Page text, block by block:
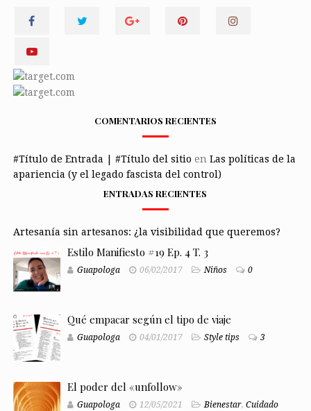
COMENTARIOS RECIENTES
#Título de Entrada | #Título del sitio en Las políticas de la
apariencia (y el legado fascista del control)
ENTRADAS RECIENTES
Artesanía sin artesanos: ¿la visibilidad que queremos?
Estilo Manifiesto #19 Ep. 4 T. 3
Guapologa 06/02/2017 Niños 0
Qué empacar según el tipo de viaje
Guapologa 04/01/2017 Style tips 3
El poder del «unfollow»
Guapologa 12/05/2021 Bienestar, Cuidado